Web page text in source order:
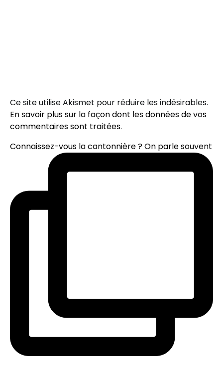
Ce site utilise Akismet pour réduire les indésirables.
En savoir plus sur la façon dont les données de vos
commentaires sont traitées.
Connaissez-vous la cantonnière ? On parle souvent